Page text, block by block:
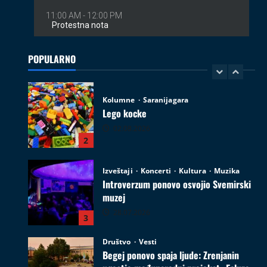
POPULARNO
Kolumne
Lego kocke
3
Introverzum ponovo osvojio Svemirski
muzej
4
Begej ponovo spaja ljude: Zrenjanin
ugostio međunarodni projekat „Ecluze
pe Bega“
Film Kultura
Zrenjanin